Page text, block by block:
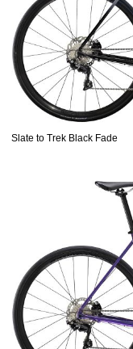
Slate to Trek Black Fade